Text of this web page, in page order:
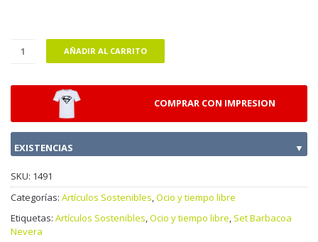
AÑADIR AL CARRITO
COMPRAR CON IMPRESION
EXISTENCIAS ▼
SKU: 1491
Categorías: Artículos Sostenibles,Ocio y tiempo libre
Etiquetas: Artículos Sostenibles,Ocio y tiempo libre, Set Barbacoa
Nevera